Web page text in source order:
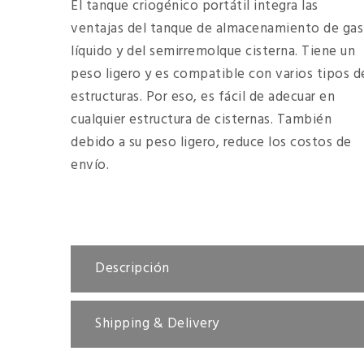
El tanque criogénico portátil integra las
ventajas del tanque de almacenamiento de gas
líquido y del semirremolque cisterna. Tiene un
peso ligero y es compatible con varios tipos
estructuras. Por eso, es fácil de adecuar en
cualquier estructura de cisternas. También
debido a su peso ligero, reduce los costos de
envío.
Descripción
Shipping & Delivery